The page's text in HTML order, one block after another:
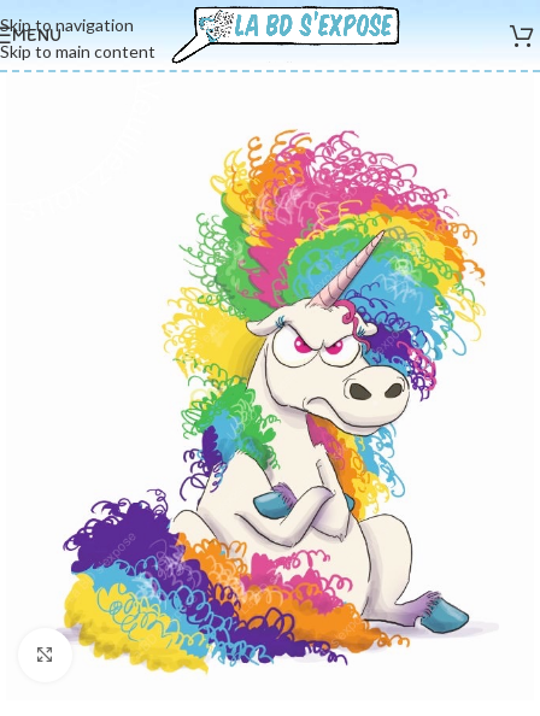
Skip to navigation
Skip to main content
MENU
Cliquez pour agrandir